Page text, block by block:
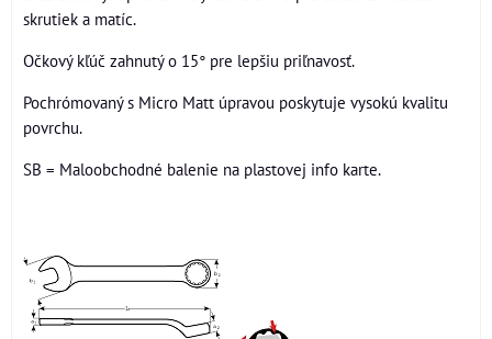
skrutiek a matíc.
Očkový kľúč zahnutý o 15° pre lepšiu priľnavosť.
Pochrómovaný s Micro Matt úpravou poskytuje vysokú kvalitu
povrchu.
SB = Maloobchodné balenie na plastovej info karte.